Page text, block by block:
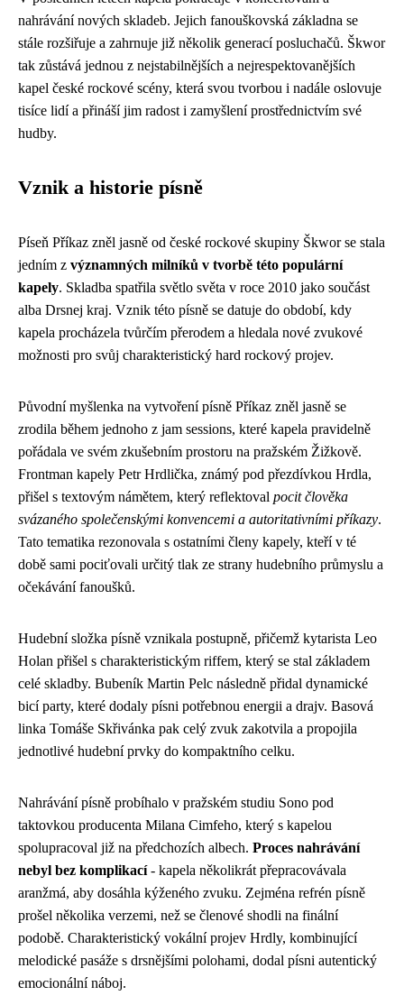
nahrávání nových skladeb. Jejich fanouškovská základna se
stále rozšiřuje a zahrnuje již několik generací posluchačů. Škwor
tak zůstává jednou z nejstabilnějších a nejrespektovanějších
kapel české rockové scény, která svou tvorbou i nadále oslovuje
tisíce lidí a přináší jim radost i zamyšlení prostřednictvím své
hudby.
Vznik a historie písně
Píseň Příkaz zněl jasně od české rockové skupiny Škwor se stala
jedním z významných milníků v tvorbě této populární
kapely. Skladba spatřila světlo světa v roce 2010 jako součást
alba Drsnej kraj. Vznik této písně se datuje do období, kdy
kapela procházela tvůrčím přerodem a hledala nové zvukové
možnosti pro svůj charakteristický hard rockový projev.
Původní myšlenka na vytvoření písně Příkaz zněl jasně se
zrodila během jednoho z jam sessions, které kapela pravidelně
pořádala ve svém zkušebním prostoru na pražském Žižkově.
Frontman kapely Petr Hrdlička, známý pod přezdívkou Hrdla,
přišel s textovým námětem, který reflektoval pocit člověka
svázaného společenskými konvencemi a autoritativními příkazy.
Tato tematika rezonovala s ostatními členy kapely, kteří v té
době sami pociťovali určitý tlak ze strany hudebního průmyslu a
očekávání fanoušků.
Hudební složka písně vznikala postupně, přičemž kytarista Leo
Holan přišel s charakteristickým riffem, který se stal základem
celé skladby. Bubeník Martin Pelc následně přidal dynamické
bicí party, které dodaly písni potřebnou energii a drajv. Basová
linka Tomáše Skřivánka pak celý zvuk zakotvila a propojila
jednotlivé hudební prvky do kompaktního celku.
Nahrávání písně probíhalo v pražském studiu Sono pod
taktovkou producenta Milana Cimfeho, který s kapelou
spolupracoval již na předchozích albech. Proces nahrávání
nebyl bez komplikací- kapela několikrát přepracovávala
aranžmá, aby dosáhla kýženého zvuku. Zejména refrén písně
prošel několika verzemi, než se členové shodli na finální
podobě. Charakteristický vokální projev Hrdly, kombinující
melodické pasáže s drsnějšími polohami, dodal písni autentický
emocionální náboj.